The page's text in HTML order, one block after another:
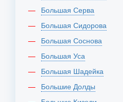
Большая Серва
Большая Сидорова
Большая Соснова
Большая Уса
Большая Шадейка
Большие Долды